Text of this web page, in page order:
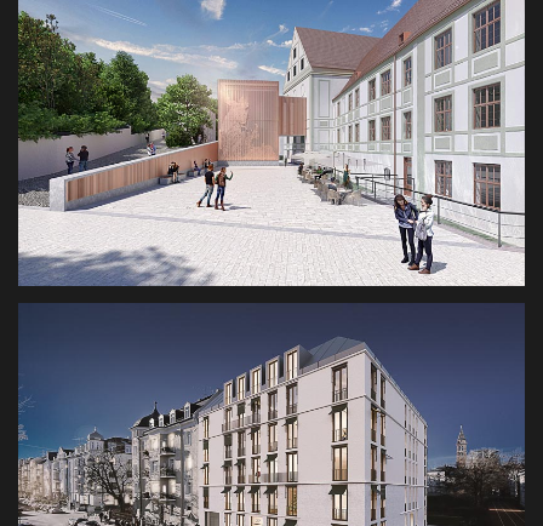
VILLA SCHENKENBERG
ARCHITEKTUR INTERIOR
ASAMGEBÄUDE FREISING
ARCHITEKTURVISUALISIERUNG